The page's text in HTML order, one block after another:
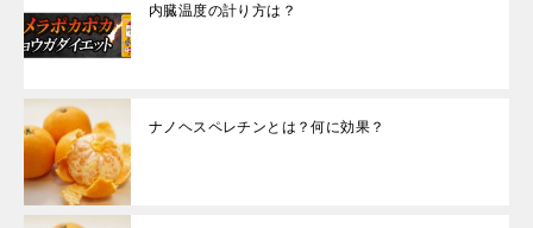
内臓温度の計り方は？
ナノヘスペレチンとは？何に効果？